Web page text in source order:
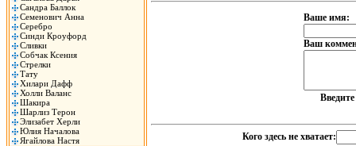
Сандра Баллок
Семенович Анна
Серебро
Синди Кроуфорд
Сливки
Собчак Ксения
Стрелки
Тату
Хилари Дафф
Холли Валанс
Шакира
Шарлиз Терон
Элизабет Херли
Юлия Началова
Ягайлова Настя
Ваше имя:
Ваш
Кого здесь не хватает: